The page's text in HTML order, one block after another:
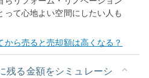
って心地よい空間にしたい人も
から売ると売却額は高くなる？
残る金額をシミュレーシ